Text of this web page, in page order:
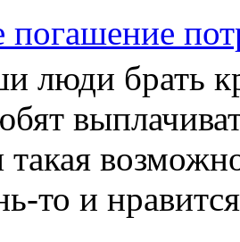
люди брать
такая
то и